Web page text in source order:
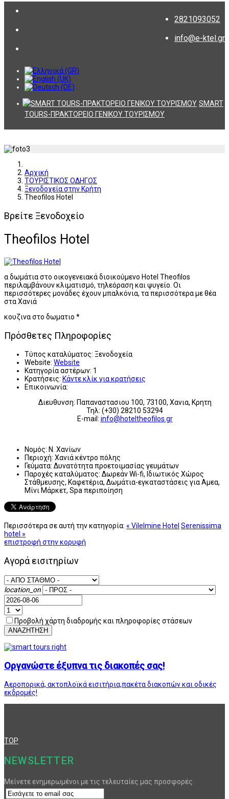
2821093052
info@e-ktel.gr
SMART
TOURS-ΠΡΑΚΤΟΡΕΙΟ ΓΕΝΙΚΟΥ ΤΟΥΡΙΣΜΟΥ
Αρχική
ΤΟΥΡΙΣΤΙΚΟΣ ΟΔΗΓΟΣ
Ξενοδοχεία στην Κρήτη
Theofilos Hotel
Βρείτε Ξενοδοχείο
Theofilos Hotel
α δωμάτια στο οικογενειακά διοικούμενο Hotel Theofilos
περιλαμβάνουν κλιματισμό, τηλεόραση και ψυγείο. Οι
περισσότερες μονάδες έχουν μπαλκόνια, τα περισσότερα με θέα
στα Χανιά
κουζινα στο δωματιο *
Πρόσθετες Πληροφορίες
Τύπος καταλύματος: Ξενοδοχεία
Website: Website
Κατηγορία αστέρων: 1
Κρατήσεις: Κάντε κλίκ για κρατήσεις
Επικοινωνία:
Διευθυνση: Παπαναστασιου 100, 73100, Χανια, Κρητη
Τηλ: (+30) 28210 53294
E-mail: info@hoteltheofilos.gr
Νομός: Ν. Χανίων
Περιοχή: Χανιά κέντρο πόλης
Γεύματα: Δυνατότητα προετοιμασίας γευμάτων
Παροχές καταλύματος: Δωρεάν Wi-fi, Ιδιωτικός Χώρος
Στάθμευσης, Καφετέρια, Δωμάτια-εγκαταστάσεις για Αμεα,
Μίνι Μάρκετ, Spa περιποίηση
Περισσότερα σε αυτή την κατηγορία: « Vilelmine Hotel Serenissima
hotel »
επιστροφή στην κορυφή
Αγορά εισιτηρίων
location_on
Προβολή χάρτη διαδρομής και πληροφορίες στάσεων
ΑΝΑΖΗΤΗΣΗ
Οργανώστε έξυπνα τις διακοπές σας!
Αεροπορικά, ακτοπλοϊκά εισιτήρια,πακέτα διακοπών και οδικές
εκδρομές!
TOP
NEWSLETTER
Μείνετε ενημερωμένοι με τις τελευταίες μας προσφορές.